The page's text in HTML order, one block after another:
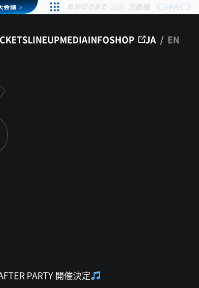
LINEUPMEDIAINFOSHOP JA / EN
PARTY 開催決定